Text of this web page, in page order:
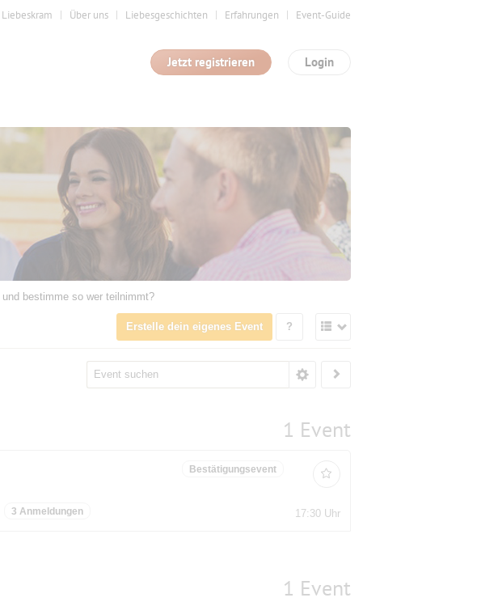
Liebeskram Über uns Liebesgeschichten Erfahrungen Event-Guide
Login
Jetzt registrieren
und bestimme so wer teilnimmt?
Erstelle dein eigenes Event ?
1 Event
Bestätigungsevent
3 Anmeldungen 17:30 Uhr
1 Event